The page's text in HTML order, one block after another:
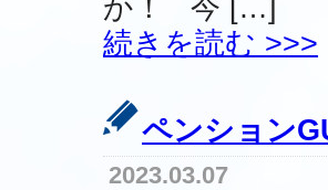
か！ 今 […]
続きを読む >>>
ペンション
2023.03.07